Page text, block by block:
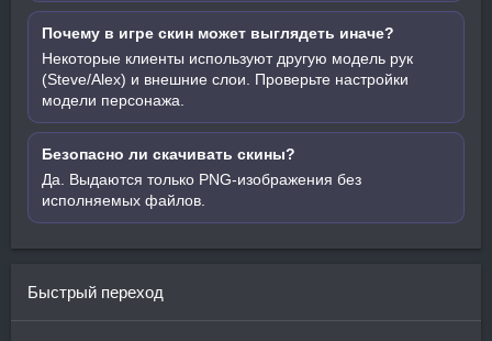
Почему в игре скин может выглядеть иначе?
Некоторые клиенты используют другую модель рук
(Steve/Alex) и внешние слои. Проверьте настройки
модели персонажа.
Безопасно ли скачивать скины?
Да. Выдаются только PNG-изображения без
исполняемых файлов.
Быстрый переход